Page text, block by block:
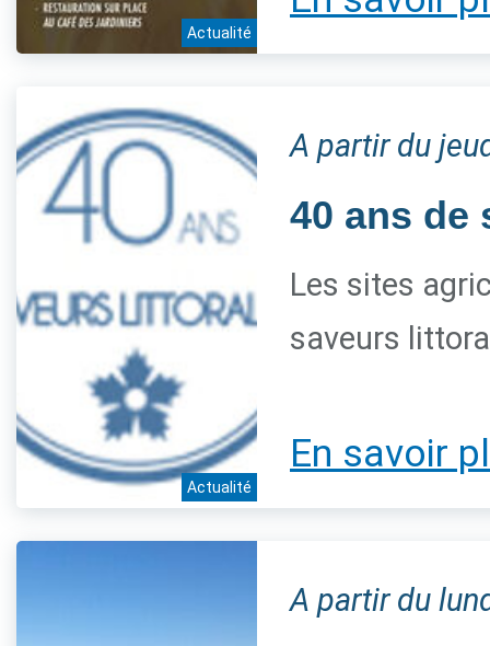
Actualité
Actualité
A partir du
40 ans de
Les sites
saveurs
En savoir
A partir du